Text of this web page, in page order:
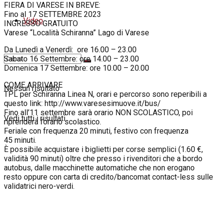
Video
Nessun risultato
Vedi tutti i risultati
FIERA DI VARESE IN BREVE:
Fino al 17 SETTEMBRE 2023
INGRESSO GRATUITO
Varese “Località Schiranna” Lago di Varese
Da Lunedì a Venerdì: ore 16.00 – 23.00
Sabato 16 Settembre: ore 14.00 – 23.00
Domenica 17 Settembre: ore 10.00 – 20.00
COME ARRIVARE
TPL per Schiranna Linea N, orari e percorso sono reperibili a
questo link: http://www.varesesimuove.it/bus/
Fino all’11 settembre sarà orario NON SCOLASTICO, poi
riprenderà l’orario scolastico.
Feriale con frequenza 20 minuti, festivo con frequenza
45 minuti.
È possibile acquistare i biglietti per corse semplici (1.60 €,
validità 90 minuti) oltre che presso i rivenditori che a bordo
autobus, dalle macchinette automatiche che non erogano
resto oppure con carta di credito/bancomat contact-less sulle
validatrici nero-verdi.